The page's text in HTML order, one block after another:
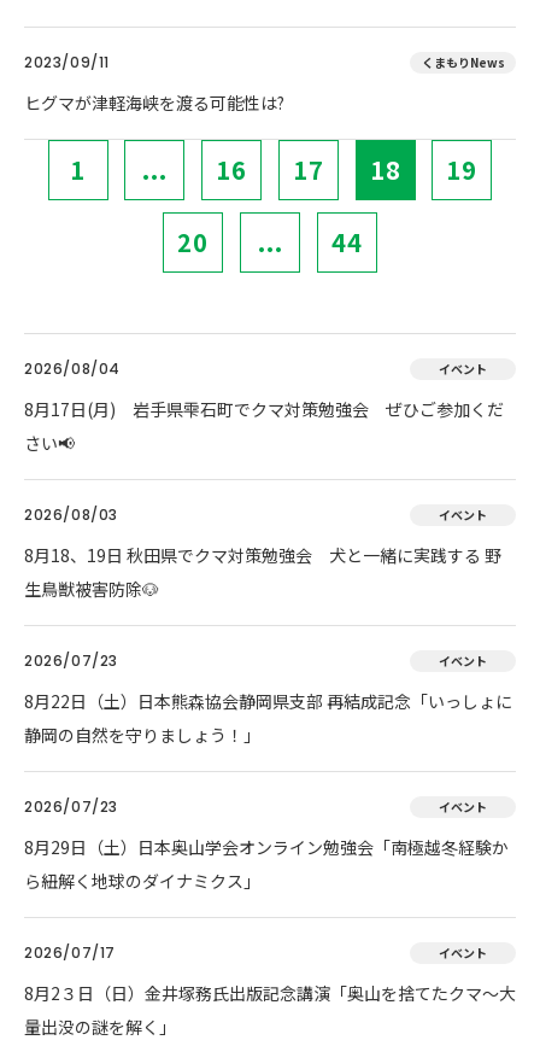
2023/09/11 くまもりNews
ヒグマが津軽海峡を渡る可能性は?
1 ... 16 17 18 19
20 ... 44
2026/08/04 イベント
8月17日(月) 岩手県雫石町でクマ対策勉強会 ぜひご参加くだ
さい📢
2026/08/03 イベント
8月18、19日 秋田県でクマ対策勉強会 犬と一緒に実践する 野
生鳥獣被害防除🐶
2026/07/23 イベント
8月22日（土）日本熊森協会静岡県支部 再結成記念「いっしょに
静岡の自然を守りましょう！」
2026/07/23 イベント
8月29日（土）日本奥山学会オンライン勉強会「南極越冬経験か
ら紐解く地球のダイナミクス」
2026/07/17 イベント
8月2３日（日）金井塚務氏出版記念講演「奥山を捨てたクマ～大
量出没の謎を解く」